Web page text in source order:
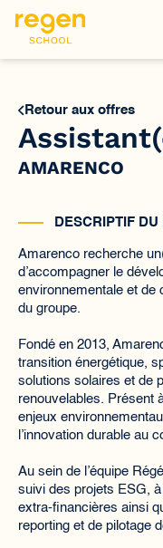
Retour aux offres
AMARENCO
DESCRIPTIF DU
Amarenco recherche
d’accompagner le
environnementale et de
du groupe.
Fondé en 2013,
transition énergétique,
solutions solaires et de
renouvelables. Présent
enjeux
l’innovation durable au
Au sein de l’équipe
suivi des projets ESG,
extra-financières ainsi
reporting et de pilotage